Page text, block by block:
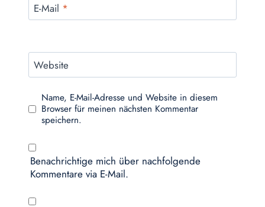
E-Mail *
Website
Name, E-Mail-Adresse und Website in diesem
Browser für meinen nächsten Kommentar
speichern.
Benachrichtige mich über nachfolgende
Kommentare via E-Mail.